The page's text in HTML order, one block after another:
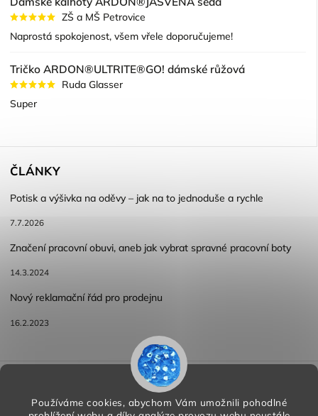
Používáme cookies, abychom Vám umožnili pohodlné
ZŠ a MŠ Petrovice
Naprostá spokojenost, všem vřele doporučujeme!
Tričko ARDON®ULTRITE®GO! dámské růžová
Ruda Glasser
Super
ČLÁNKY
Potisk a výšivka na oděvy – jak na to jednoduše a rychle
7.7.2026
Značení pracovní obuvi, aneb jak vybrat spravné pracovní boty
14.3.2024
Nový reklamační řád pro prodejnu
16.2.2023
Reklamace a vracení zboží
Podmínky ochrany osobních údajů